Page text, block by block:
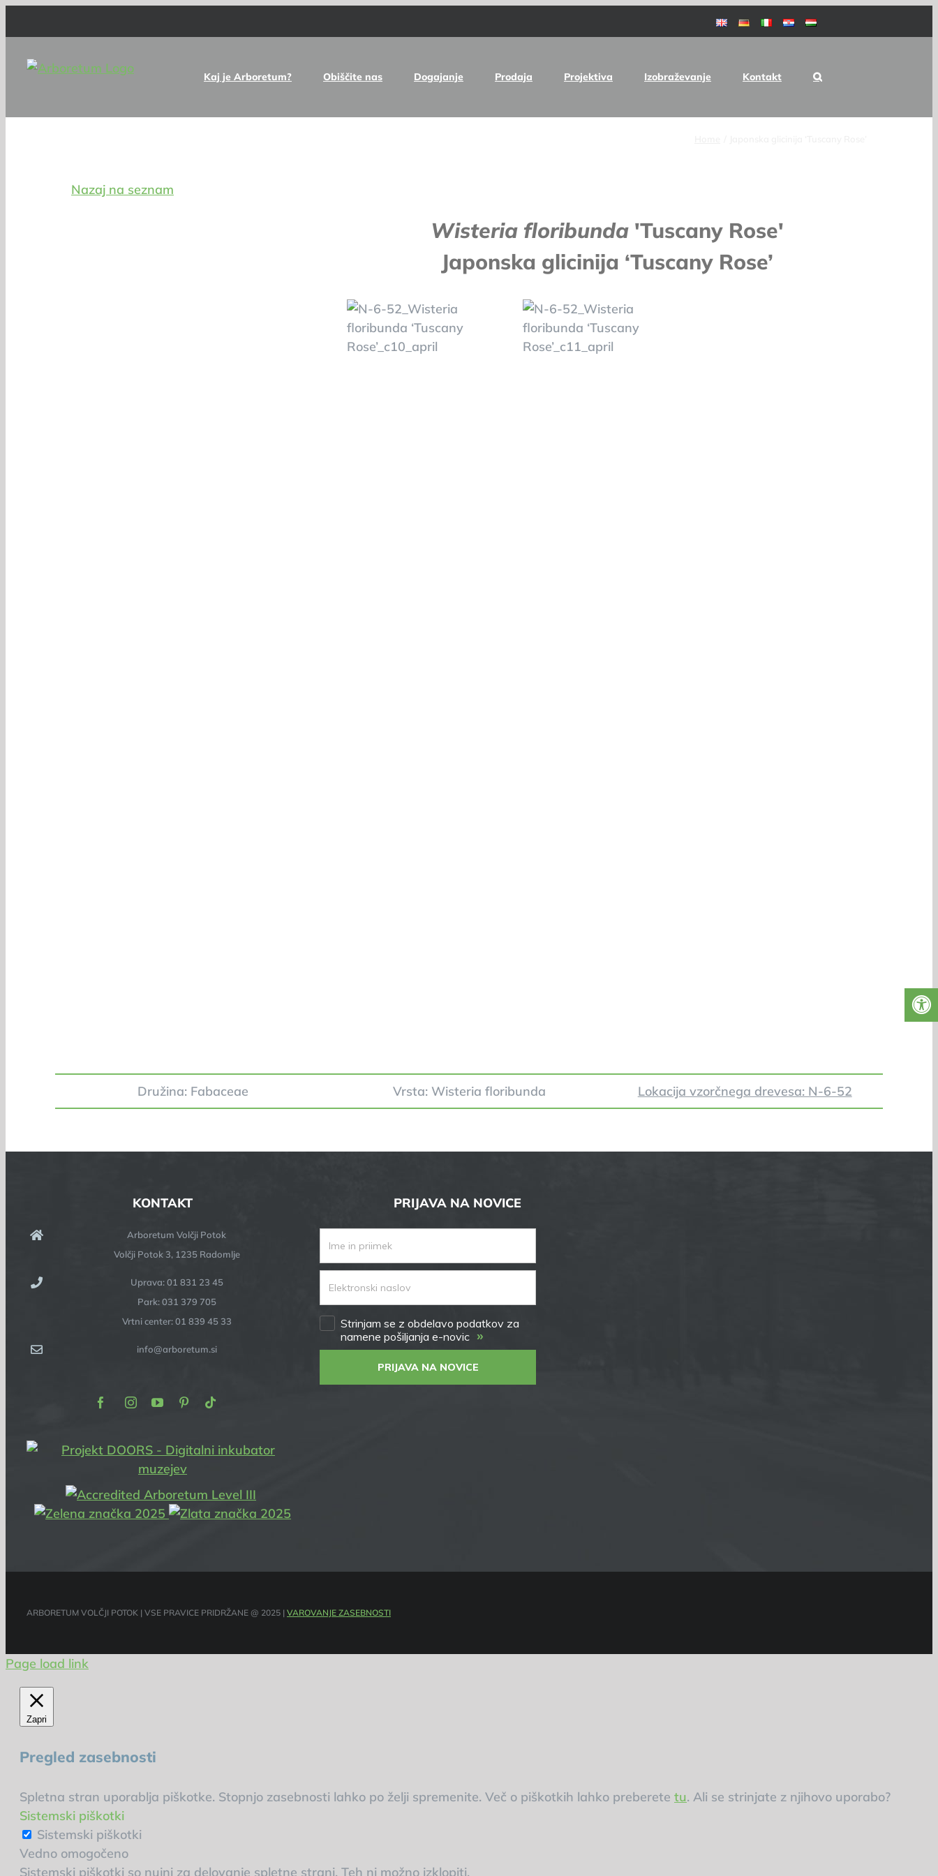
to
Kaj je Arboretum? Obiščite nas Dogajanje Prodaja Projektiva Izobraževanje Kontakt
Nazaj na seznam
Wisteria floribunda 'Tuscany Rose'
Japonska glicinija ‘Tuscany Rose’
Družina: Fabaceae Vrsta: Wisteria floribunda Lokacija vzorčnega drevesa: N-6-52
KONTAKT
Arboretum Volčji Potok
Volčji Potok 3, 1235 Radomlje
Uprava: 01 831 23 45
Park: 031 379 705
Vrtni center: 01 839 45 33
info@arboretum.si
PRIJAVA NA NOVICE
Strinjam se z obdelavo podatkov za
namene pošiljanja e-novic »
PRIJAVA NA NOVICE
FacebookInstagram
YoutubePinterest
ARBORETUM VOLČJI POTOK | VSE PRAVICE PRIDRŽANE @ 2025 | VAROVANJE ZASEBNOSTI
Page load link
Zapri
Pregled zasebnosti
Spletna stran uporablja piškotke. Stopnjo zasebnosti lahko po želji spremenite. Več o piškotkih lahko preberete tu. Ali se strinjate z njihovo uporabo?
Sistemski piškotki
Sistemski piškotki
Vedno omogočeno
Sistemski piškotki so nujni za delovanje spletne strani. Teh ni možno izklopiti.